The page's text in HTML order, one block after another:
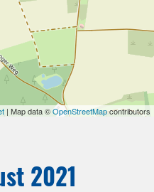
| Map data ©OpenStreetMapcontributors
2021